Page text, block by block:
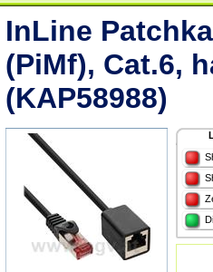
InLine
(PiMf), Cat.6,
(KAP58988)